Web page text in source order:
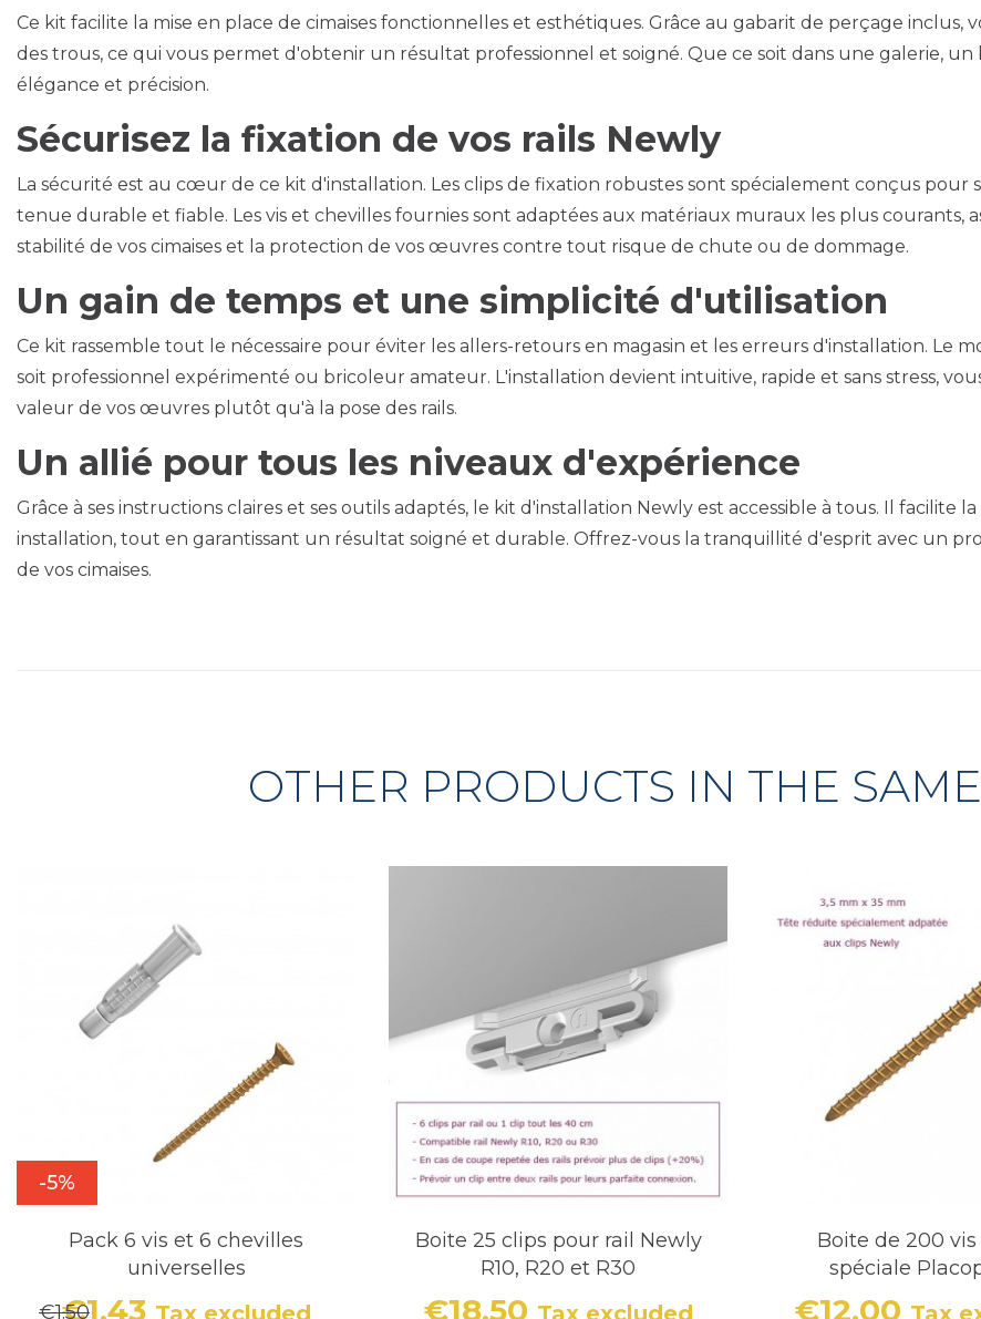
Ce kit facilite la mise en place de cimaises fonctionnelles et esthétiques. Grâce au gabarit de perçage
des trous, ce qui vous permet d'obtenir un résultat professionnel et soigné. Que ce soit dans une galerie,
élégance et précision.
Sécurisez la fixation de vos rails Newly
La sécurité est au cœur de ce kit d'installation. Les clips de fixation robustes sont spécialement conçus pour
tenue durable et fiable. Les vis et chevilles fournies sont adaptées aux matériaux muraux les plus courants,
stabilité de vos cimaises et la protection de vos œuvres contre tout risque de chute ou de dommage.
Un gain de temps et une simplicité d'utilisation
Ce kit rassemble tout le nécessaire pour éviter les allers-retours en magasin et les erreurs d'installation. Le
soit professionnel expérimenté ou bricoleur amateur. L'installation devient intuitive, rapide et sans stress,
valeur de vos œuvres plutôt qu'à la pose des rails.
Un allié pour tous les niveaux d'expérience
Grâce à ses instructions claires et ses outils adaptés, le kit d'installation Newly est accessible à tous. Il facilite
installation, tout en garantissant un résultat soigné et durable. Offrez-vous la tranquillité d'esprit avec un
de vos cimaises.
OTHER PRODUCTS IN THE
-5%
Pack 6 vis et 6 chevilles
universelles
€1.43 Tax excluded
€1.50
Boite 25 clips pour rail Newly
R10, R20 et R30
€18.50 Tax excluded
Boite de 200
spéciale
€12.00 Tax